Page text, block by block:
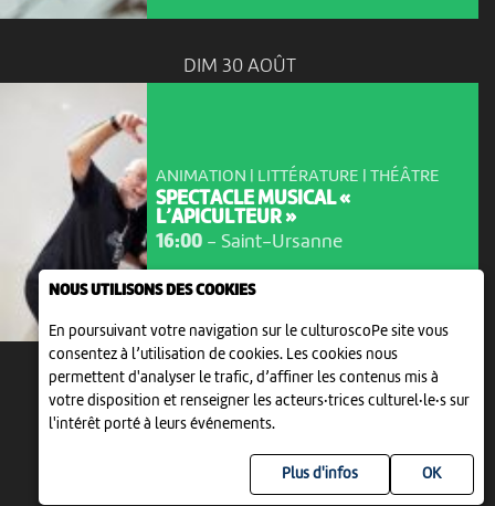
NOUS UTILISONS DES COOKIES
En poursuivant votre navigation sur le culturoscoPe site vous
consentez à l’utilisation de cookies. Les cookies nous
permettent d'analyser le trafic, d’affiner les contenus mis à
votre disposition et renseigner les acteurs·trices culturel·le·s sur
l'intérêt porté à leurs événements.
Plus d'infos
DIM 30 AOÛT
ANIMATION | LITTÉRATURE | THÉÂTRE
SPECTACLE MUSICAL «
L’APICULTEUR »
16:00- Saint-Ursanne